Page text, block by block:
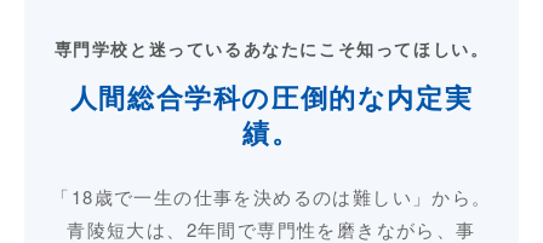
専門学校と迷っているあなたにこそ知ってほしい。
人間総合学科の圧倒的な内定実
績。
「18歳で一生の仕事を決めるのは難しい」から。
青陵短大は、2年間で専門性を磨きながら、事